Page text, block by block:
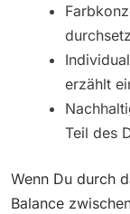
erzählt
Teil des
Wenn Du durch
Balance